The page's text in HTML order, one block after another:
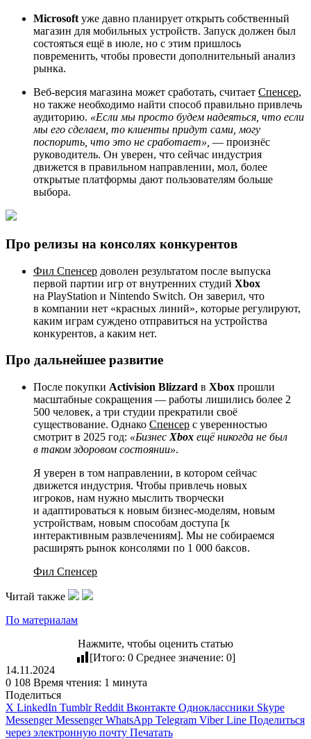
Microsoft уже давно планирует открыть собственный
магазин для мобильных устройств. Запуск должен был
состояться ещё в июле, но с этим пришлось
повременить, чтобы провести дополнительный анализ
рынка.
Веб-версия магазина может сработать, считает Спенсер,
но также необходимо найти способ правильно привлечь
аудиторию. «Если мы просто будем надеяться, что если
мы его сделаем, то клиенты придут сами, могу
поспорить, что это не сработает», — произнёс
руководитель. Он уверен, что сейчас индустрия
движется в правильном направлении, мол, более
открытые платформы дают пользователям больше
выбора.
Про релизы на консолях конкурентов
Фил Спенсер доволен результатом после выпуска
первой партии игр от внутренних студий Xbox
на PlayStation и Nintendo Switch. Он заверил, что
в компании нет «красных линий», которые регулируют,
каким играм суждено отправиться на устройства
конкурентов, а каким нет.
Про дальнейшее развитие
После покупки Activision Blizzard в Xbox прошли
масштабные сокращения — работы лишились более 2
500 человек, а три студии прекратили своё
существование. Однако Спенсер с уверенностью
смотрит в 2025 год: «Бизнес Xbox ещё никогда не был
в таком здоровом состоянии».
Я уверен в том направлении, в котором сейчас
движется индустрия. Чтобы привлечь новых
игроков, нам нужно мыслить творчески
и адаптироваться к новым бизнес-моделям, новым
устройствам, новым способам доступа [к
интерактивным развлечениям]. Мы не собираемся
расширять рынок консолями по 1 000 баксов.
Фил Спенсер
Читай также
По материалам
Нажмите, чтобы оценить статью
[Итого: 0 Среднее значение: 0]
14.11.2024
0 108 Время чтения: 1 минута
Поделиться
X LinkedIn Tumblr Reddit Вконтакте Одноклассники Skype
Messenger Messenger WhatsApp Telegram Viber Line Поделиться
через электронную почту Печатать